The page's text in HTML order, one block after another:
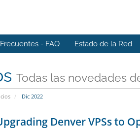
- FAQ Estado de la Red
Todas las novedades
Dic 2022
Denver VPSs to